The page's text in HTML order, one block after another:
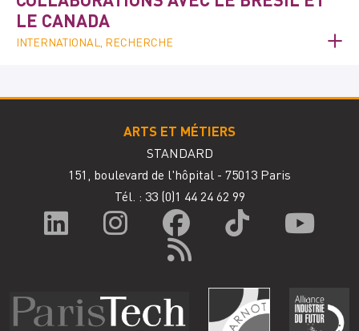
LE CANADA
INTERNATIONAL, RECHERCHE
ARTS ET MÉTIERS
STANDARD
151, boulevard de l'hôpital - 75013 Paris
Tél. : 33 (0)1 44 24 62 99